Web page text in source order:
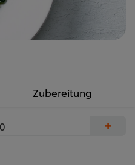
Zubereitung
+